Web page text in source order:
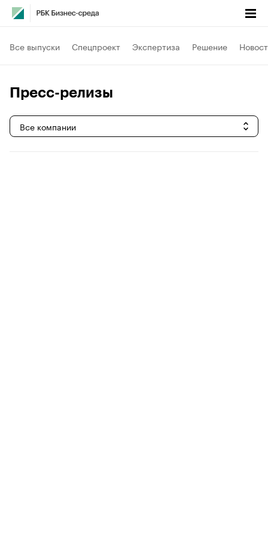
Все выпуски Спецпроект Экспертиза Решение
Пресс-релизы
Все компании